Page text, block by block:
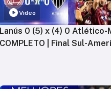
Vídeo
Lanús 0 (5) x (4) 0 Atlético-
COMPLETO | Final Sul-